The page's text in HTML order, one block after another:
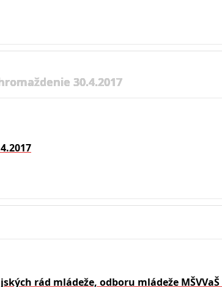
30.4.2017
rád mládeže, odboru mládeže MŠVVaŠ